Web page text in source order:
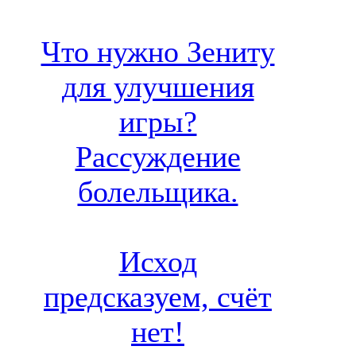
Что нужно Зениту
для улучшения
игры?
Рассуждение
болельщика.
Исход
предсказуем, счёт
нет!